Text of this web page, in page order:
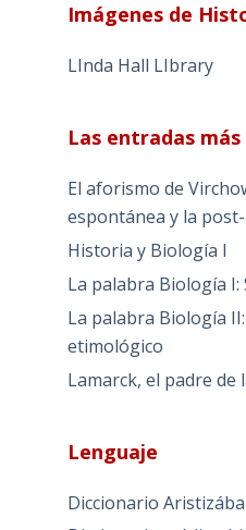
Imágenes de
LInda Hall LIbrary
Las entradas
El aforismo de
espontánea y la
Historia y Biología I
La palabra Biología I:
La palabra Biología
etimológico
Lamarck, el padre de
Lenguaje
Diccionario